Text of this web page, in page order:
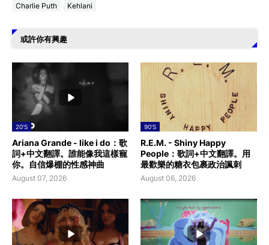
Charlie Puth
Kehlani
或許你有興趣
20'S
Ariana Grande - like i do：歌
詞+中文翻譯。誰能像我這樣寵
你。自信爆棚的性感神曲
August 07, 2026
90'S
R.E.M. - Shiny Happy
People：歌詞+中文翻譯。用
最歡樂的糖衣包裹政治諷刺
August 06, 2026